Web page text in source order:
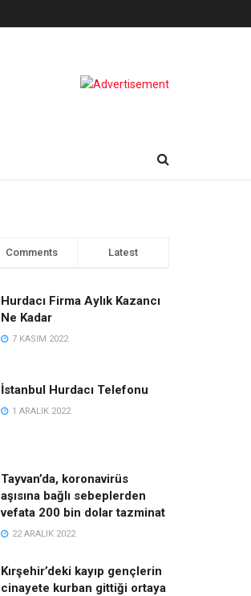
Comments Latest
Hurdacı Firma Aylık Kazancı
Ne Kadar
7 KASIM 2022
İstanbul Hurdacı Telefonu
1 ARALIK 2022
Tayvan’da, koronavirüs
aşısına bağlı sebeplerden
vefata 200 bin dolar tazminat
22 ARALIK 2022
Kırşehir’deki kayıp gençlerin
cinayete kurban gittiği ortaya